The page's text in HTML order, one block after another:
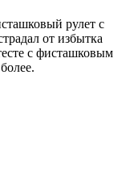
рулет с
от избытка
с фисташковым